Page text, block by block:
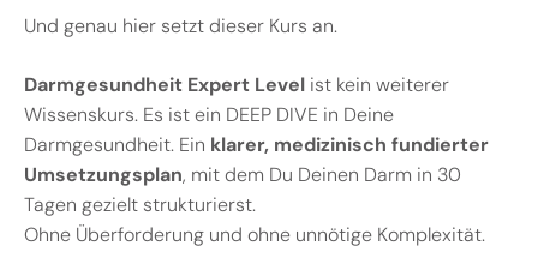
Und genau hier setzt dieser Kurs an.
Darmgesundheit Expert Level ist kein weiterer
Wissenskurs. Es ist ein DEEP DIVE in Deine
Darmgesundheit. Ein klarer, medizinisch fundierter
Umsetzungsplan, mit dem Du Deinen Darm in 30
Tagen gezielt strukturierst.
Ohne Überforderung und ohne unnötige Komplexität.